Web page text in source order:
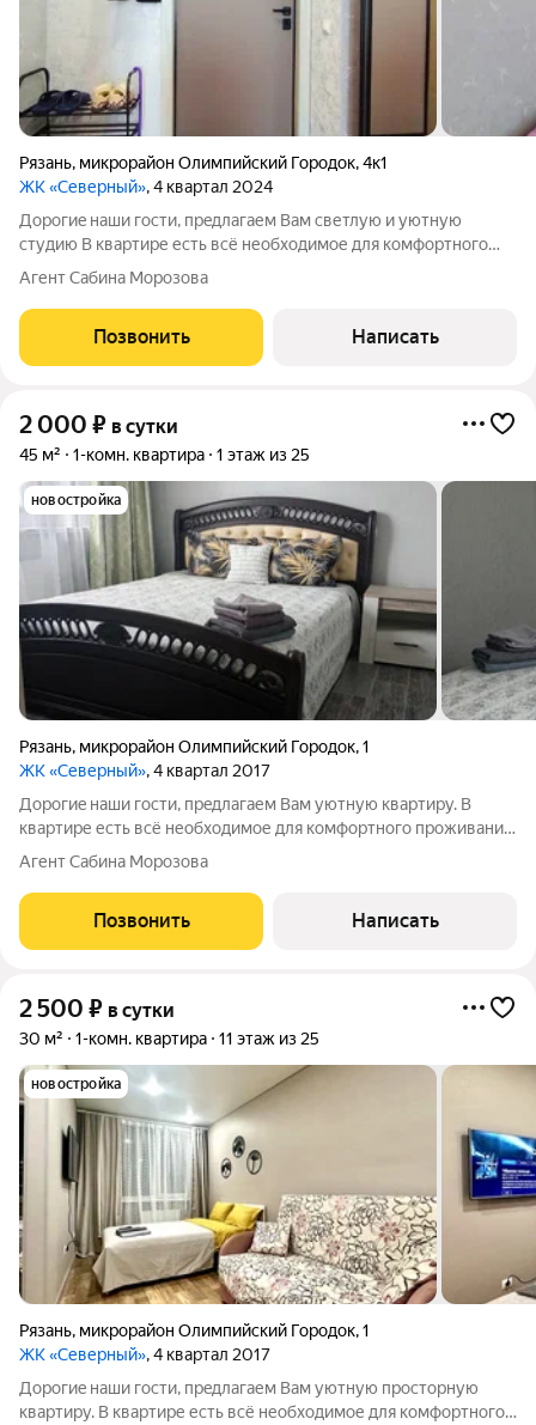
Рязань, микрорайон Олимпийский Городок,4к1
ЖК «Северный», 4 квартал 2024
Доpогиe наши гоcти, пpeдлагаем Вaм светлую и уютную
студию В квартире есть всё необходимое для комфортного
проживания: бытовая техника: телевизор , микроволновая
печь, холодильник, стиральная машина, электрический чайник,
утюг, фен. -чай/кофе посуда
Агент Сабина Морозова
Позвонить Написать
2 000 ₽ в сутки
45 м² 1-комн. квартира 1 этаж из 25
новостройка
Рязань, микрорайон Олимпийский Городок,1
ЖК «Северный», 4 квартал 2017
Доpогиe наши гоcти, пpeдлагаем Вaм уютную квартиру. В
квартире есть всё необходимое для комфортного проживания:
бытовая техника: телевизор , микроволновая печь,
холодильник, стиральная машина, электрический чайник, утюг,
фен. -чай/кофе посуда и
Агент Сабина Морозова
Позвонить Написать
2 500 ₽ в сутки
30 м² 1-комн. квартира 11 этаж из 25
новостройка
Рязань, микрорайон Олимпийский Городок,1
ЖК «Северный», 4 квартал 2017
Доpогиe наши гоcти, пpeдлагаем Вaм уютную просторную
квартиру. В квартире есть всё необходимое для комфортного